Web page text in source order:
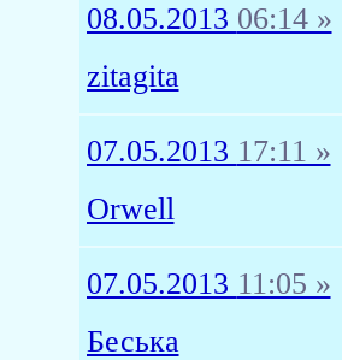
08.05.2013 06:14 »
zitagita
07.05.2013 17:11 »
Orwell
07.05.2013 11:05 »
Беська